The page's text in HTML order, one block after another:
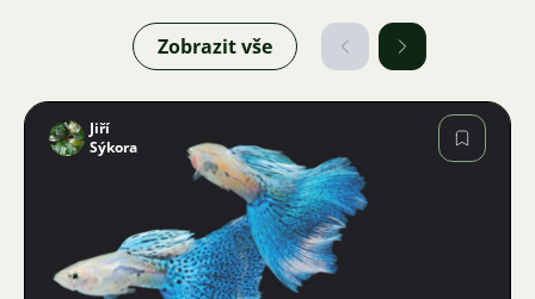
Zobrazit vše
Obrázek
Jiří
Sýkora